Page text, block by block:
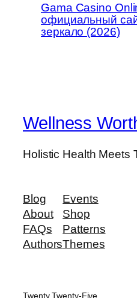
Gama Casino
официальный
зеркало (2026)
Wellness
Holistic Health Meets
Blog
About
FAQs
Authors
Events
Shop
Patterns
Themes
Twenty Twenty-Five